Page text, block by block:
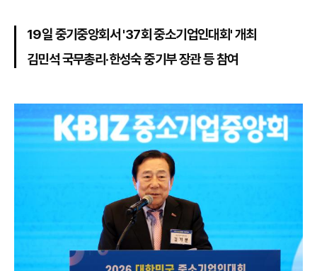
19일 중기중앙회서 '37회 중소기업인대회' 개최
김민석 국무총리·한성숙 중기부 장관 등 참여